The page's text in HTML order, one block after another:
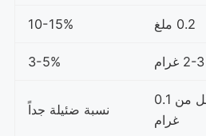
0.2 ملغ 10-15%
2-3 غرام 3-5%
أقل من 0.1
غرام
نسبة ضئيلة جداً